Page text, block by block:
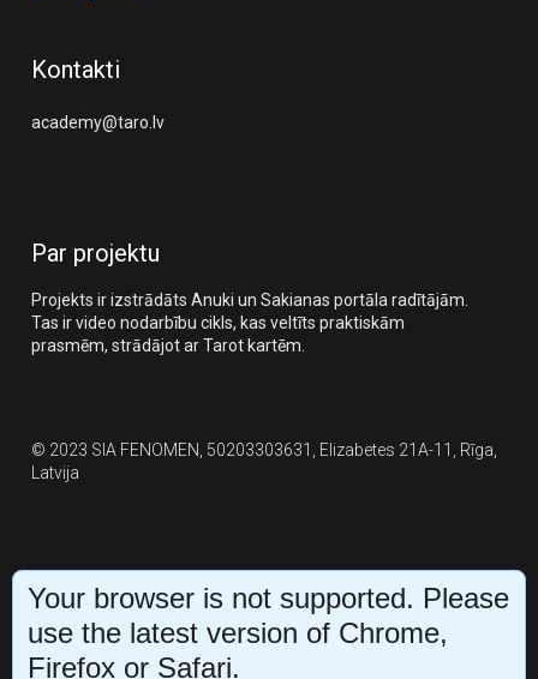
Kontakti
academy@taro.lv
Par projektu
Projekts ir izstrādāts Anuki un Sakianas portāla radītājām.
Tas ir video nodarbību cikls, kas veltīts praktiskām
prasmēm, strādājot ar Tarot kartēm.
© 2023 SIA FENOMEN, 50203303631, Elizabetes 21A-11, Rīga,
Latvija
Your browser is not supported. Please
use the latest version of Chrome,
Firefox or Safari.